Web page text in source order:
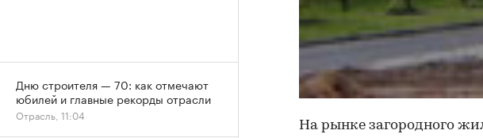
На рынке загородного
Дню строителя — 70: как отмечают
юбилей и главные рекорды отрасли
Отрасль, 11:04